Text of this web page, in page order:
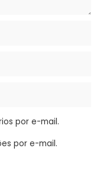
por e-mail.
por e-mail.